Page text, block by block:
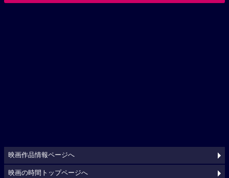
映画作品情報ページへ
映画の時間トップページへ